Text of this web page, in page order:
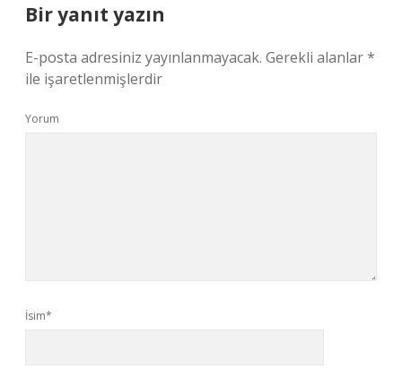
Bir yanıt yazın
E-posta adresiniz yayınlanmayacak. Gerekli alanlar*
ile işaretlenmişlerdir
Yorum
İsim*